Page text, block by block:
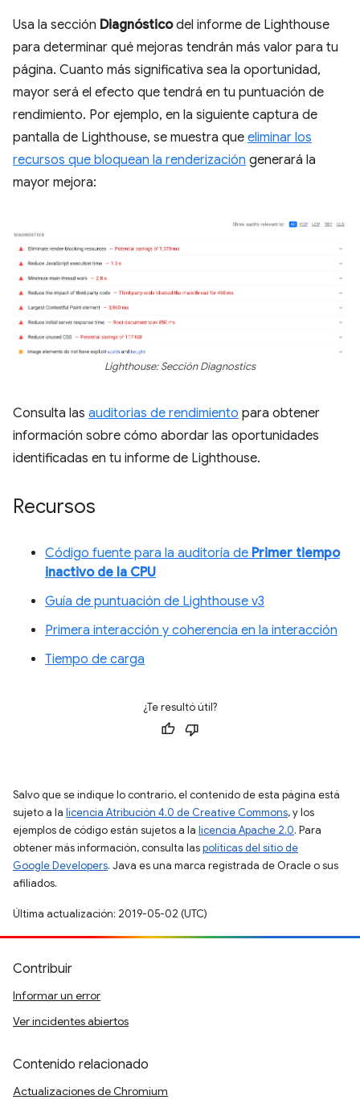
Usa la sección Diagnósticodel informe de Lighthouse
para determinar qué mejoras tendrán más valor para tu
página. Cuanto más significativa sea la oportunidad,
mayor será el efecto que tendrá en tu puntuación de
rendimiento. Por ejemplo, en la siguiente captura de
pantalla de Lighthouse, se muestra que eliminar los
recursos que bloquean la renderización generará la
mayor mejora:
Lighthouse: Sección Diagnostics
Consulta las auditorias de rendimiento para obtener
información sobre cómo abordar las oportunidades
identificadas en tu informe de Lighthouse.
Recursos
Código fuente para la auditoría de Primer tiempo
inactivo de la CPU
Guía de puntuación de Lighthouse v3
Primera interacción y coherencia en la interacción
Tiempo de carga
¿Te resultó útil?
Salvo que se indique lo contrario, el contenido de esta página está
sujeto a la licencia Atribución 4.0 de Creative Commons, y los
ejemplos de código están sujetos a la licencia Apache 2.0. Para
obtener más información, consulta laspolíticas del sitio de
Google Developers. Java es una marca registrada de Oracle o sus
afiliados.
Última actualización: 2019-05-02 (UTC)
Contribuir
Informar un error
Ver incidentes abiertos
Contenido relacionado
Actualizaciones de Chromium